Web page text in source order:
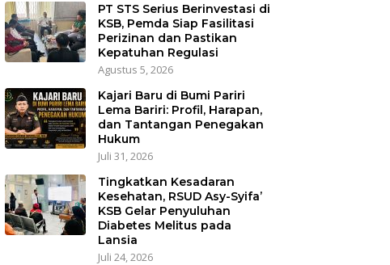
PT STS Serius Berinvestasi di
KSB, Pemda Siap Fasilitasi
Perizinan dan Pastikan
Kepatuhan Regulasi
Agustus 5, 2026
Kajari Baru di Bumi Pariri
Lema Bariri: Profil, Harapan,
dan Tantangan Penegakan
Hukum
Juli 31, 2026
Tingkatkan Kesadaran
Kesehatan, RSUD Asy-Syifa’
KSB Gelar Penyuluhan
Diabetes Melitus pada
Lansia
Juli 24, 2026